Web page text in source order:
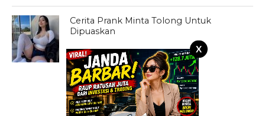
X
Cerita Prank Minta Tolong Untuk
Dipuaskan